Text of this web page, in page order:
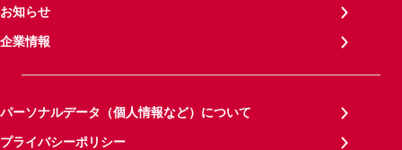
お知らせ
企業情報
パーソナルデータ（個人情報など）について
プライバシーポリシー